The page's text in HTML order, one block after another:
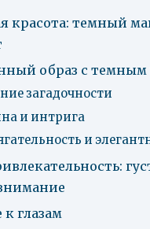
красота: темный
образ с
загадочности
и интрига
и
глазам